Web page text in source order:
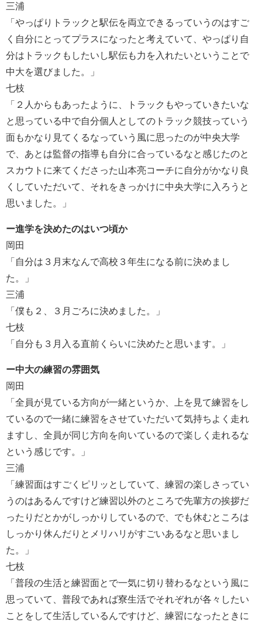
三浦
「やっぱりトラックと駅伝を両立できるっていうのはすご
く自分にとってプラスになったと考えていて、やっぱり自
分はトラックもしたいし駅伝も力を入れたいということで
中大を選びました。」
七枝
「２人からもあったように、トラックもやっていきたいな
と思っている中で自分個人としてのトラック競技っていう
面もかなり見てくるなっていう風に思ったのが中央大学
で、あとは監督の指導も自分に合っているなと感じたのと
スカウトに来てくださった山本亮コーチに自分がかなり良
くしていただいて、それをきっかけに中央大学に入ろうと
思いました。」
ー進学を決めたのはいつ頃か
岡田
「自分は３月末なんで高校３年生になる前に決めまし
た。」
三浦
「僕も２、３月ごろに決めました。」
七枝
「自分も３月入る直前くらいに決めたと思います。」
ー中大の練習の雰囲気
岡田
「全員が見ている方向が一緒というか、上を見て練習をし
ているので一緒に練習をさせていただいて気持ちよく走れ
ますし、全員が同じ方向を向いているので楽しく走れるな
という感じです。」
三浦
「練習面はすごくピリッとしていて、練習の楽しさってい
うのはあるんですけど練習以外のところで先輩方の挨拶だ
ったりだとかがしっかりしているので、でも休むところは
しっかり休んだりとメリハリがすごいあるなと思いまし
た。」
七枝
「普段の生活と練習面とで一気に切り替わるなという風に
思っていて、普段であれば寮生活でそれぞれが各々したい
ことをして生活しているんですけど、練習になったときに